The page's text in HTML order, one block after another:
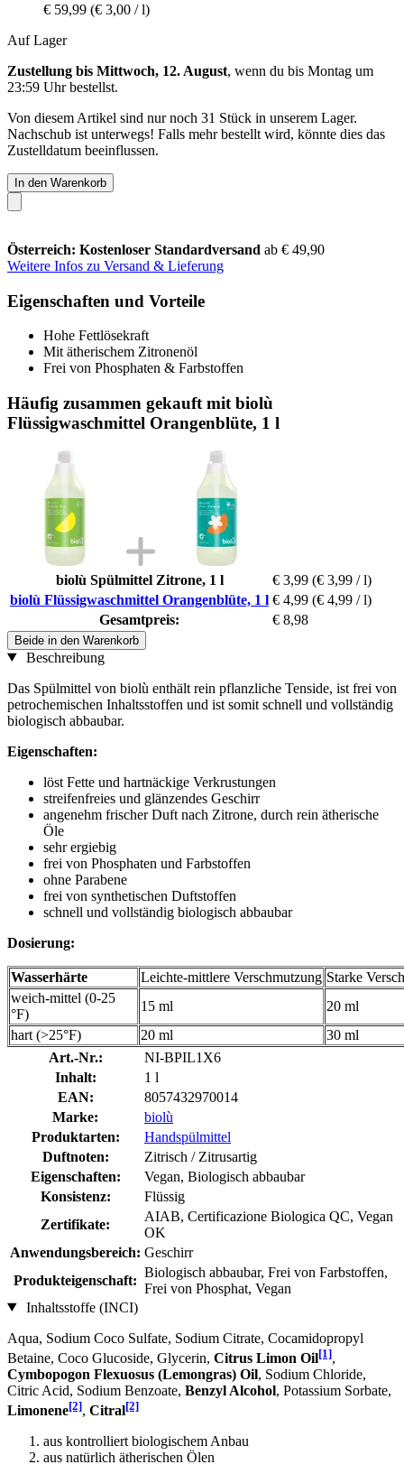
€ 59,99 (€ 3,00 / l)
Auf Lager
Zustellung bis Mittwoch, 12. August, wenn du bis Montag um
23:59 Uhrbestellst.
Von diesem Artikel sind nur noch 31 Stück in unserem Lager.
Nachschub ist unterwegs! Falls mehr bestellt wird, könnte dies das
Zustelldatum beeinflussen.
In den Warenkorb
Österreich: Kostenloser Standardversand ab € 49,90
Weitere Infos zu Versand & Lieferung
Eigenschaften und Vorteile
Hohe Fettlösekraft
Mit ätherischem Zitronenöl
Frei von Phosphaten & Farbstoffen
Häufig zusammen gekauft mit biolù
Flüssigwaschmittel Orangenblüte, 1 l
biolù Spülmittel Zitrone, 1 l € 3,99 (€ 3,99 / l)
biolù Flüssigwaschmittel Orangenblüte, 1 l € 4,99 (€ 4,99 / l)
Gesamtpreis:
€ 8,98
Beide in den Warenkorb
Beschreibung
Das Spülmittel von biolù enthält rein pflanzliche Tenside, ist frei von
petrochemischen Inhaltsstoffen und ist somit schnell und vollständig
biologisch abbaubar.
Eigenschaften:
löst Fette und hartnäckige Verkrustungen
streifenfreies und glänzendes Geschirr
angenehm frischer Duft nach Zitrone, durch rein ätherische
Öle
sehr ergiebig
frei von Phosphaten und Farbstoffen
ohne Parabene
frei von synthetischen Duftstoffen
schnell und vollständig biologisch abbaubar
Dosierung:
Wasserhärte Leichte-mittlere Verschmutzung Starke
weich-mittel (0-25
°F)
15 ml
20 ml
hart (>25°F)
20 ml
30 ml
Art.-Nr.:
NI-BPIL1X6
Inhalt:
1 l
EAN:
8057432970014
Marke:
biolù
Produktarten:
Handspülmittel
Duftnoten:
Zitrisch / Zitrusartig
Eigenschaften:
Vegan, Biologisch abbaubar
Konsistenz:
Flüssig
Zertifikate:
AIAB, Certificazione Biologica QC, Vegan
OK
Anwendungsbereich: Geschirr
Produkteigenschaft:
Biologisch abbaubar, Frei von Farbstoffen,
Frei von Phosphat, Vegan
Inhaltsstoffe (INCI)
Aqua, Sodium Coco­ Sulfate, Sodium Citrate, Cocamidopropyl
Betaine, Coco Glucoside, Glycerin, Citrus Limon Oil[1],
Cymbopogon Flexuosus (Lemongras) Oil, Sodium Chloride,
Citric Acid, Sodium Benzoate, Benzyl Alcohol, Potassium Sorbate,
Limonene[2], Citral[2]
aus kontrolliert biologischem Anbau
aus natürlich ätherischen Ölen